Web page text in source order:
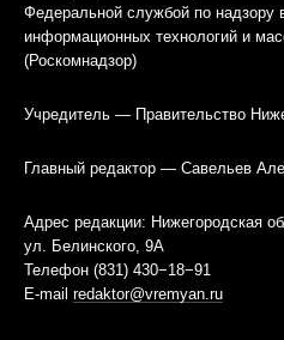
Федеральной службой по надзору
информационных технологий и
(Роскомнадзор)
Учредитель — Правительство
Главный редактор — Савельев
Адрес редакции: Нижегородская
ул. Белинского, 9А
Телефон (831) 430−18−91
E-mail redaktor@vremyan.ru